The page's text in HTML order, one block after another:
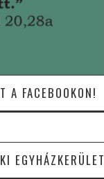
A FACEBOOKON!
EGYHÁZKERÜLET